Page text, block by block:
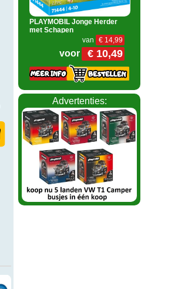
PLAYMOBIL Jonge Herder
met Schapen
€ 14,99
van
€ 10,49
voor
Advertenties: